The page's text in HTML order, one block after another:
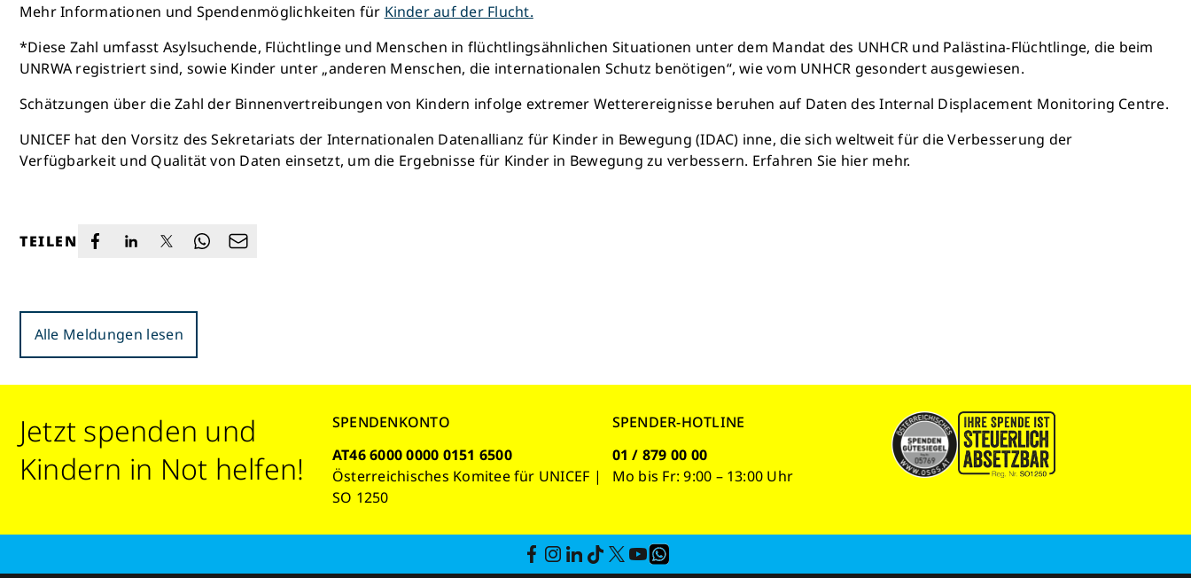
Mehr Informationen und Spendenmöglichkeiten für Kinder auf der Flucht.
*Diese Zahl umfasst Asylsuchende, Flüchtlinge und Menschen in flüchtlingsähnlichen Situationen unter dem Mandat des UNHCR und Palästina-Flüchtlinge, die beim
UNRWA registriert sind, sowie Kinder unter „anderen Menschen, die internationalen Schutz benötigen“, wie vom UNHCR gesondert ausgewiesen.
Schätzungen über die Zahl der Binnenvertreibungen von Kindern infolge extremer Wetterereignisse beruhen auf Daten des Internal Displacement Monitoring Centre.
UNICEF hat den Vorsitz des Sekretariats der Internationalen Datenallianz für Kinder in Bewegung (IDAC) inne, die sich weltweit für die Verbesserung der
Verfügbarkeit und Qualität von Daten einsetzt, um die Ergebnisse für Kinder in Bewegung zu verbessern. Erfahren Sie hier mehr.
TEILEN
Alle Meldungen lesen
Jetzt spenden und
Kindern in Not helfen!
SPENDENKONTO
AT46 6000 0000 0151 6500
Österreichisches Komitee für UNICEF |
SO 1250
SPENDER-HOTLINE
01 / 879 00 00
Mo bis Fr: 9:00 – 13:00 Uhr